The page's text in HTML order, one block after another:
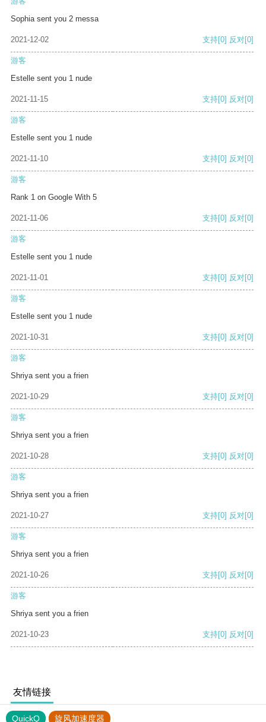
Sophia sent you 2 messa
2021-12-02 支持[0] 反对[0]
游客
Estelle sent you 1 nude
2021-11-15 支持[0] 反对[0]
游客
Estelle sent you 1 nude
2021-11-10 支持[0] 反对[0]
游客
Rank 1 on Google With 5
2021-11-06 支持[0] 反对[0]
游客
Estelle sent you 1 nude
2021-11-01 支持[0] 反对[0]
游客
Estelle sent you 1 nude
2021-10-31 支持[0] 反对[0]
游客
Shriya sent you a frien
2021-10-29 支持[0] 反对[0]
游客
Shriya sent you a frien
2021-10-28 支持[0] 反对[0]
游客
Shriya sent you a frien
2021-10-27 支持[0] 反对[0]
游客
Shriya sent you a frien
2021-10-26 支持[0] 反对[0]
游客
Shriya sent you a frien
2021-10-23 支持[0] 反对[0]
友情链接
QuickQ 旋风加速度器